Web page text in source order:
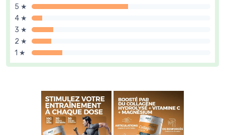
5 ★
4 ★
3 ★
2 ★
1 ★